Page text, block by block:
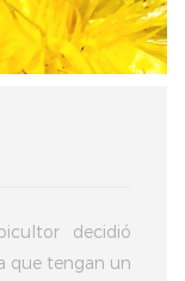
decidió
que tengan un